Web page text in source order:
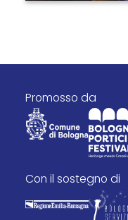
promosso da
con il sostegno di